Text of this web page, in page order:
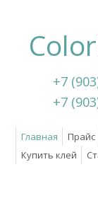
+7
+7
Главная Прайс
Купить клей